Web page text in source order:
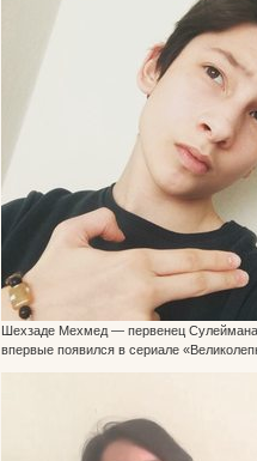
Шехзаде Мехмед — первенец Сулеймана
впервые появился в сериале